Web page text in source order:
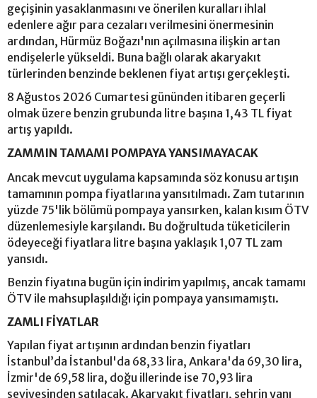
geçişinin yasaklanmasını ve önerilen kuralları ihlal
edenlere ağır para cezaları verilmesini önermesinin
ardından, Hürmüz Boğazı'nın açılmasına ilişkin artan
endişelerle yükseldi. Buna bağlı olarak akaryakıt
türlerinden benzinde beklenen fiyat artışı gerçekleşti.
8 Ağustos 2026 Cumartesi gününden itibaren geçerli
olmak üzere benzin grubunda litre başına 1,43 TL fiyat
artış yapıldı.
ZAMMIN TAMAMI POMPAYA YANSIMAYACAK
Ancak mevcut uygulama kapsamında söz konusu artışın
tamamının pompa fiyatlarına yansıtılmadı. Zam tutarının
yüzde 75'lik bölümü pompaya yansırken, kalan kısım ÖTV
düzenlemesiyle karşılandı. Bu doğrultuda tüketicilerin
ödeyeceği fiyatlara litre başına yaklaşık 1,07 TL zam
yansıdı.
Benzin fiyatına bugün için indirim yapılmış, ancak tamamı
ÖTV ile mahsuplaşıldığı için pompaya yansımamıştı.
ZAMLI FİYATLAR
Yapılan fiyat artışının ardından benzin fiyatları
İstanbul’da İstanbul'da 68,33 lira, Ankara'da 69,30 lira,
İzmir'de 69,58 lira, doğu illerinde ise 70,93 lira
seviyesinden satılacak. Akaryakıt fiyatları, şehrin yanı